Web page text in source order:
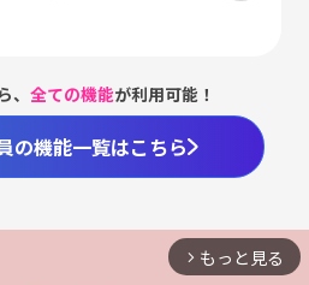
、全ての機能が利用可能！
の機能一覧はこちら
arrow_forward_ios もっと見る